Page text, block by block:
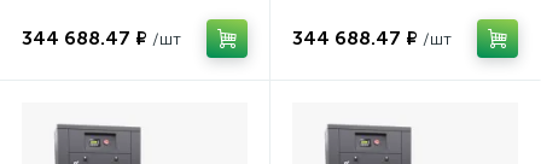
344 688.47 ₽ /шт 344 688.47 ₽ /шт